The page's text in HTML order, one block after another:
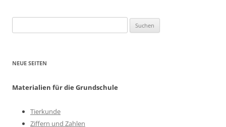
nach:
NEUE SEITEN
Materialien für die Grundschule
Tierkunde
Ziffern und Zahlen